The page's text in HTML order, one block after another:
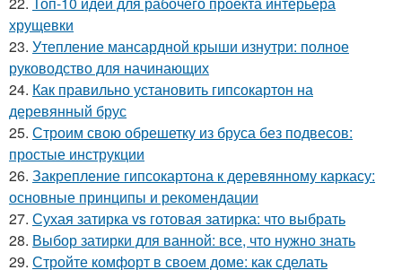
хрущевки
23. Утепление мансардной крыши изнутри: полное
руководство для начинающих
24. Как правильно установить гипсокартон на
деревянный брус
25. Строим свою обрешетку из бруса без подвесов:
простые инструкции
26. Закрепление гипсокартона к деревянному каркасу:
основные принципы и рекомендации
27. Сухая затирка vs готовая затирка: что выбрать
28. Выбор затирки для ванной: все, что нужно знать
29. Стройте комфорт в своем доме: как сделать